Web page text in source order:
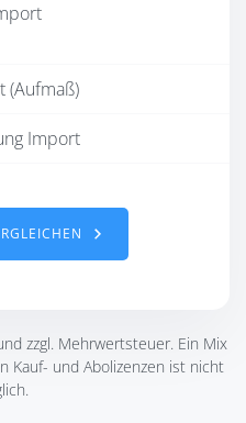
(Aufmaß)
Import
zzgl. Mehrwertsteuer. Ein Mix
Kauf- und Abolizenzen ist nicht